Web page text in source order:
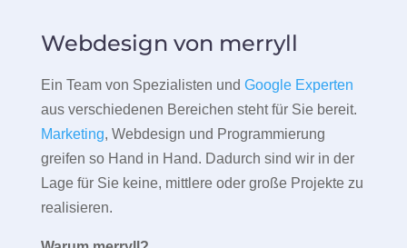
Webdesign von merryll
Ein Team von Spezialisten und Google Experten
aus verschiedenen Bereichen steht für Sie bereit.
Marketing, Webdesign und Programmierung
greifen so Hand in Hand. Dadurch sind wir in der
Lage für Sie keine, mittlere oder große Projekte zu
realisieren.